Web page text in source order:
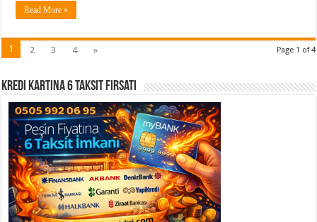
Read More »
Page 1 of 4
1 2 3 4 »
Kredi Kartına 6 Taksit Fırsatı